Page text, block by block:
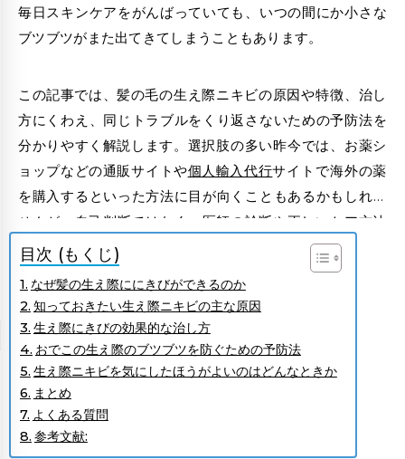
毎日スキンケアをがんばっていても、いつの間にか小さな
ブツブツがまた出てきてしまうこともあります。
この記事では、髪の毛の生え際ニキビの原因や特徴、治し
方にくわえ、同じトラブルをくり返さないための予防法を
分かりやすく解説します。 選択肢の多い昨今では、 お薬シ
ョップなどの通販サイトや個人輸入代行サイトで海外の薬
を購入するといった方法に目が向くこともあるかもしれま
せんが、自己判断ではなく、医師の診断や 正しいケア方法
を知って、もうニキビに悩まされない肌にしていきましょ
う。
目次 (もくじ)
なぜ髪の生え際ににきびができるのか
知っておきたい生え際ニキビの主な原因
生え際にきびの効果的な治し方
おでこの生え際のブツブツを防ぐための予防法
生え際ニキビを気にしたほうがよいのはどんなときか
まとめ
よくある質問
参考文献: